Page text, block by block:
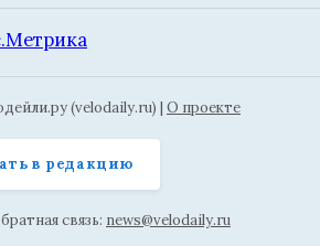
(velodaily.ru) | О проекте
в редакцию
связь: news@velodaily.ru